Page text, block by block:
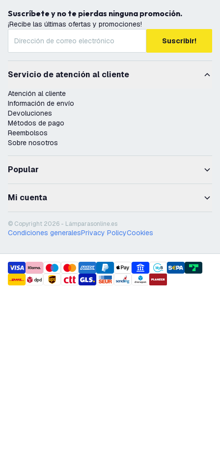
Suscríbete y no te pierdas ninguna promoción.
¡Recibe las últimas ofertas y promociones!
Suscribir!
Servicio de atención al cliente
Atención al cliente
Información de envío
Devoluciones
Métodos de pago
Reembolsos
Sobre nosotros
Popular
Mi cuenta
© Copyright 2026 - Lámparasonline.es
Condiciones generalesPrivacy PolicyCookies
payment methods
shipment methods